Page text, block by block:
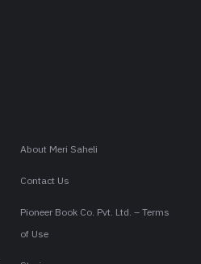
About Meri Saheli
Contact Us
Pioneer Book Co. Pvt. Ltd. – Terms
of Use